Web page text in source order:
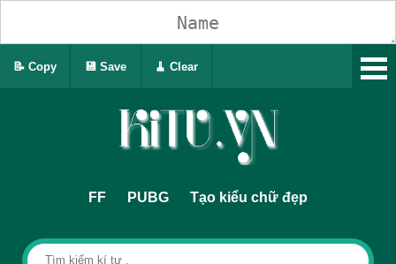
FF PUBG Tạo kiểu chữ đẹp
📝 Copy 💾 Save 🧹 Clear